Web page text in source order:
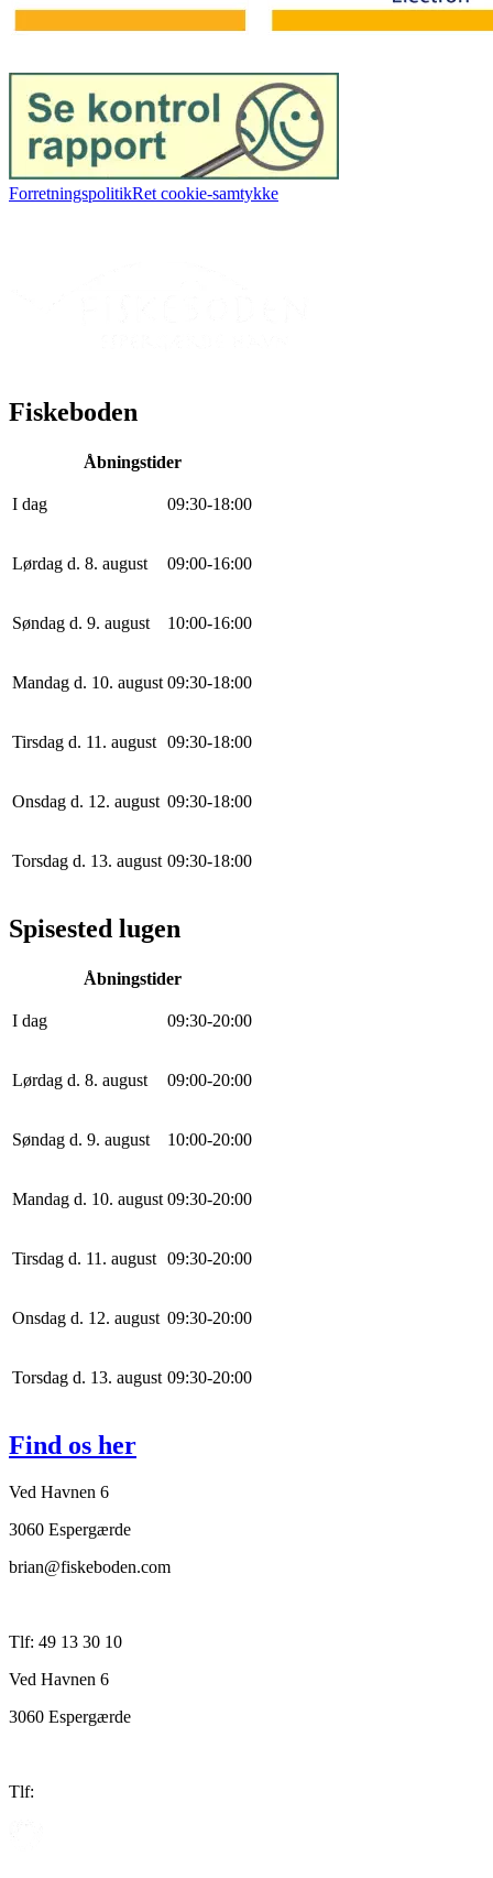
ForretningspolitikRet cookie-samtykke
Fiskeboden
Åbningstider
I dag 09:30-18:00
Lørdag d. 8. august 09:00-16:00
Søndag d. 9. august 10:00-16:00
Mandag d. 10. august 09:30-18:00
Tirsdag d. 11. august 09:30-18:00
Onsdag d. 12. august 09:30-18:00
Torsdag d. 13. august 09:30-18:00
Spisested lugen
Åbningstider
I dag 09:30-20:00
Lørdag d. 8. august 09:00-20:00
Søndag d. 9. august 10:00-20:00
Mandag d. 10. august 09:30-20:00
Tirsdag d. 11. august 09:30-20:00
Onsdag d. 12. august 09:30-20:00
Torsdag d. 13. august 09:30-20:00
Find os her
Ved Havnen 6
3060 Espergærde
brian@fiskeboden.com
Tlf: 49 13 30 10
Ved Havnen 6
3060 Espergærde
Tlf: